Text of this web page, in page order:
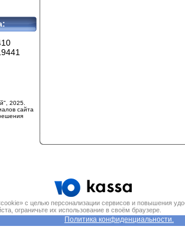
2025.
сайта
с целью персонализации сервисов и повышения
ограничьте их использование в своём браузере.
Политика конфиденциальности.